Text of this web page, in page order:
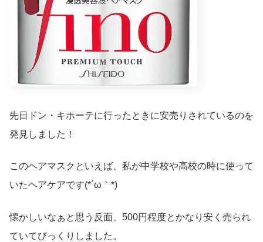
先日ドン・キホーテに行ったときに安売りされているのを
発見しました！
このヘアマスクといえば、私が中学校や高校の時に使って
いたヘアケアです(*´ω｀*)
懐かしいなぁと思う反面、500円程度とかなり安く売られ
ていてびっくりしました。